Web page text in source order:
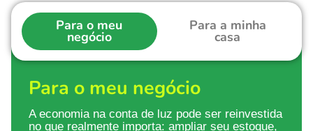
Para o meu
negócio
Para a minha
casa
Para o meu negócio
A economia na conta de luz pode ser reinvestida
no que realmente importa: ampliar seu estoque,